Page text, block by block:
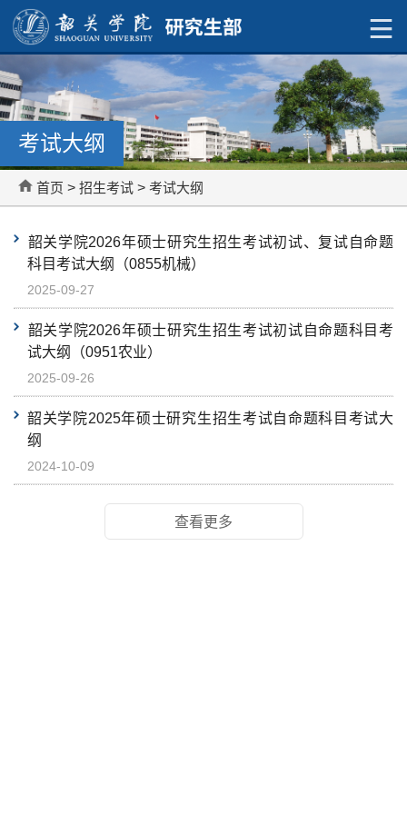
考试大纲
首页 > 招生考试 > 考试大纲
​韶关学院2026年硕士研究生招生考试初试、复试自命题
科目考试大纲（0855机械）
2025-09-27
​韶关学院2026年硕士研究生招生考试初试自命题科目考
试大纲（0951农业）
2025-09-26
韶关学院2025年硕士研究生招生考试自命题科目考试大
纲
2024-10-09
查看更多